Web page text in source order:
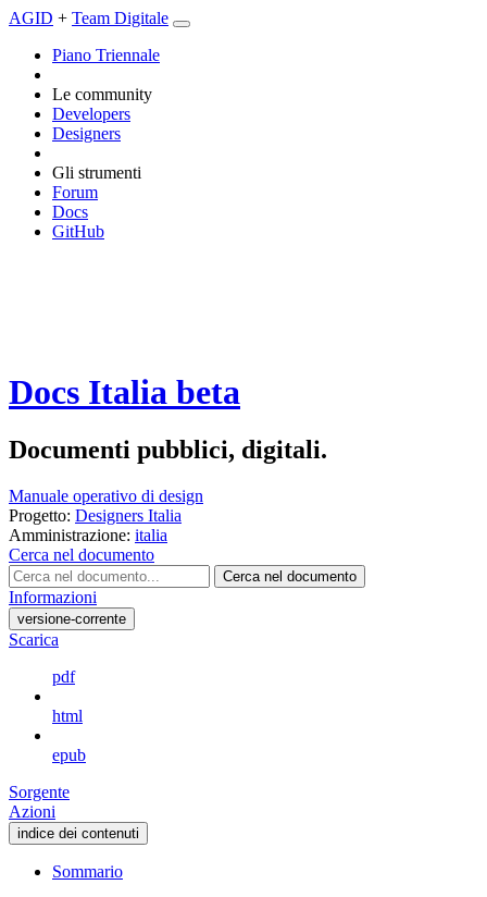
AGID + Team Digitale
Piano Triennale
Le community
Developers
Designers
Gli strumenti
Forum
Docs
GitHub
Docs Italia beta
Documenti pubblici, digitali.
Manuale operativo di design
Progetto: Designers Italia
Amministrazione: italia
Cerca nel documento
Cerca nel documento
Informazioni
versione-corrente
Scarica
pdf
html
epub
Sorgente
Azioni
indice dei contenuti
Sommario